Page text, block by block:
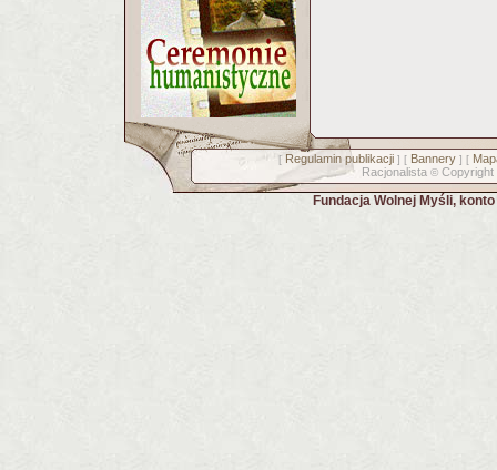
[ Regulamin publikacji] [ Bannery] [
Racjonalista © Copyright
Fundacja Wolnej Myśli,